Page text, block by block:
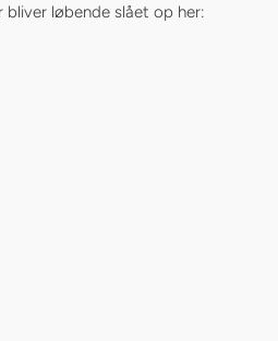
løbende slået op her: